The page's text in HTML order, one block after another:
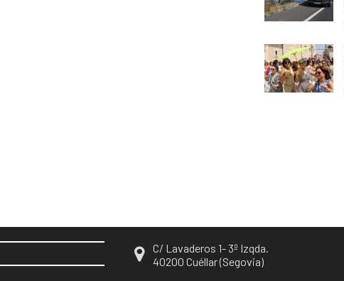
C/ Lavaderos 1- 3º Izqda.
40200 Cuéllar (Segovia)